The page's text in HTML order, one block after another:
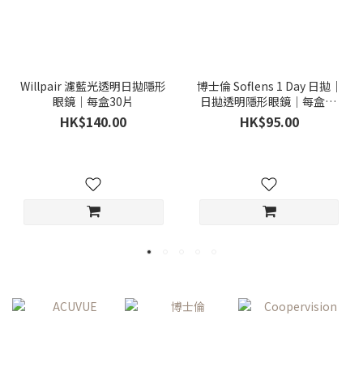
Willpair 濾藍光透明日拋隱形
眼鏡｜每盒30片
HK$140.00
博士倫 Soflens 1 Day 日拋｜
日拋透明隱形眼鏡｜每盒30
片
HK$95.00